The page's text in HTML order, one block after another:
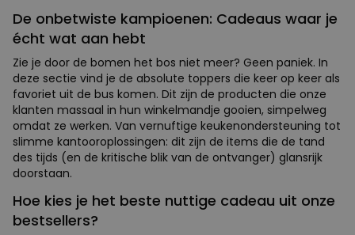
De onbetwiste kampioenen: Cadeaus waar je
écht wat aan hebt
Zie je door de bomen het bos niet meer? Geen paniek. In
deze sectie vind je de absolute toppers die keer op keer als
favoriet uit de bus komen. Dit zijn de producten die onze
klanten massaal in hun winkelmandje gooien, simpelweg
omdat ze werken. Van vernuftige keukenondersteuning tot
slimme kantooroplossingen: dit zijn de items die de tand
des tijds (en de kritische blik van de ontvanger) glansrijk
doorstaan.
Hoe kies je het beste nuttige cadeau uit onze
bestsellers?